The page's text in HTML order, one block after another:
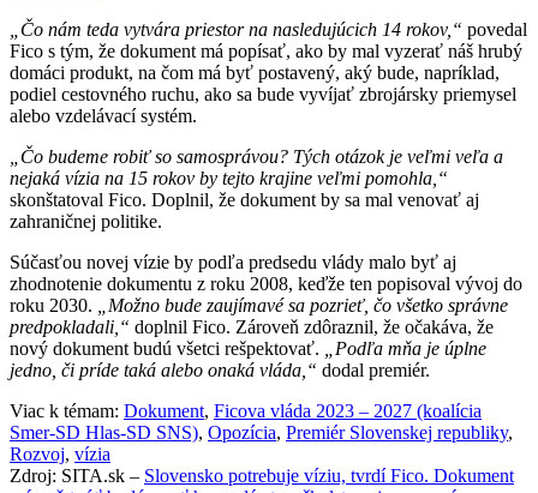
„Čo nám teda vytvára priestor na nasledujúcich 14 rokov,“ povedal
Fico s tým, že dokument má popísať, ako by mal vyzerať náš hrubý
domáci produkt, na čom má byť postavený, aký bude, napríklad,
podiel cestovného ruchu, ako sa bude vyvíjať zbrojársky priemysel
alebo vzdelávací systém.
„Čo budeme robiť so samosprávou? Tých otázok je veľmi veľa a
nejaká vízia na 15 rokov by tejto krajine veľmi pomohla,“
skonštatoval Fico. Doplnil, že dokument by sa mal venovať aj
zahraničnej politike.
Súčasťou novej vízie by podľa predsedu vlády malo byť aj
zhodnotenie dokumentu z roku 2008, keďže ten popisoval vývoj do
roku 2030.
„Možno bude zaujímavé sa pozrieť, čo všetko správne
predpokladali,“ doplnil Fico. Zároveň zdôraznil, že očakáva, že
nový dokument budú všetci rešpektovať. „Podľa mňa je úplne
jedno, či príde taká alebo onaká vláda,“ dodal premiér.
Viac k témam: Dokument, Ficova vláda 2023 – 2027 (koalícia
Smer-SD Hlas-SD SNS), Opozícia, Premiér Slovenskej republiky,
Rozvoj, vízia
Zdroj: SITA.sk – Slovensko potrebuje víziu, tvrdí Fico. Dokument